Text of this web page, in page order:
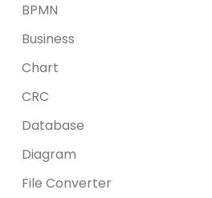
BPMN
Business
Chart
CRC
Database
Diagram
File Converter